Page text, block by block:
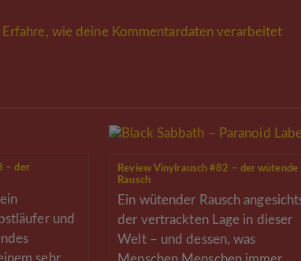
Erfahre, wie deine Kommentardaten verarbeitet
– der
und
Review Vinylrausch #82 – der wütende
Rausch
Ein wütender Rausch
der vertrackten Lage in dieser
Welt – und dessen, was